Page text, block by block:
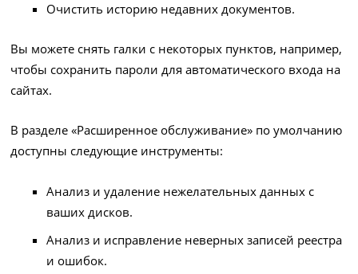
Очистить историю недавних документов.
Вы можете снять галки с некоторых пунктов, например,
чтобы сохранить пароли для автоматического входа на
сайтах.
В разделе «Расширенное обслуживание» по умолчанию
доступны следующие инструменты:
Анализ и удаление нежелательных данных с
ваших дисков.
Анализ и исправление неверных записей реестра
и ошибок.